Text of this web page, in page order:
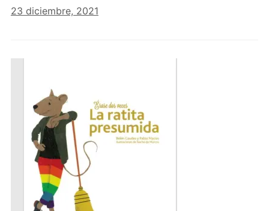
23 diciembre, 2021